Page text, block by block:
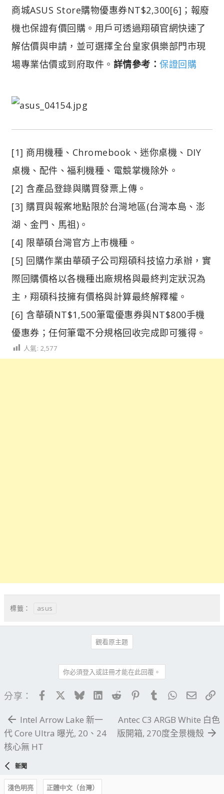
商城ASUS Store購物優惠券NT$2,300[6]；報廢
機也保證有價回購。用戶可透過翔碩官網快速了
解估價與申請，並可選擇全台皇家俱樂部門市現
場專業估價或到府取件。 詳情參考： 保證回購
[1] 商用機種、Chromebook、迷你桌機、DIY
桌機、配件、福利機種、電競掌機除外。
[2] 含產品登錄與購買發票上傳。
[3] 購買與報案地點限於台灣地區(台灣本島、澎
湖、金門、馬祖)。
[4] 限華碩台灣官方上市機種。
[5] 回購作業由華碩子公司翔碩科技協力承辦，實
際回購價格以各機種出廠規格與最終判定狀況為
主，翔碩科技擁有價格與計算最終解釋權。
[6] 含華碩NT$1,500筆電優惠券與NT$800手機
優惠券；任何筆電不分規格回收完成即可獲得。
人氣: 2,577
標籤： asus
觀看原主題
你必須登入或註冊才能在此回覆。
分享： FacebookBlueskyLinkedIn
Reddit PinterestTumblrWhatsApp
電子
Intel Arrow Lake 新一
代 Core Ultra 曝光, 20、24
核心無 HT
Antec C3 ARGB White 白色
版開箱, 270度全景機殼
新聞
淺色明亮
正體中文（台灣）